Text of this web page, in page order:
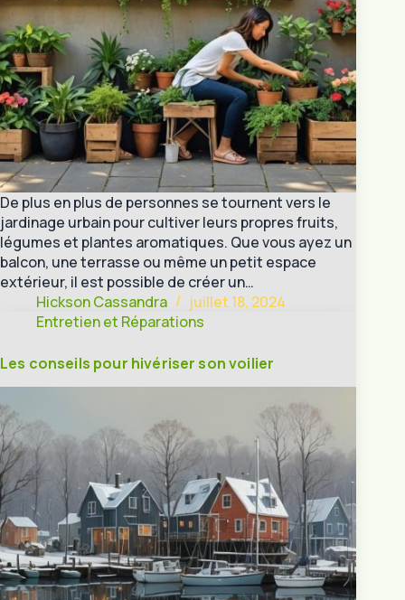
De plus en plus de personnes se tournent vers le
jardinage urbain pour cultiver leurs propres fruits,
légumes et plantes aromatiques. Que vous ayez un
balcon, une terrasse ou même un petit espace
extérieur, il est possible de créer un…
Hickson Cassandra
juillet 18, 2024
Entretien et Réparations
Les conseils pour hivériser son voilier